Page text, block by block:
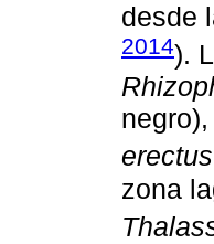
desde
2014).
negro),
erectus
zona